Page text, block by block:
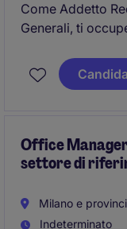
Come Addetto
Generali, ti
servizi generali.
ai dettagli e
Office
settore di
Milano e
Indeterminato